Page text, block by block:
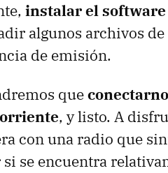
instalar el software
algunos archivos
de emisión.
que
, y listo. A
con una radio que
se encuentra